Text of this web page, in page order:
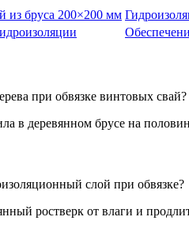
из бруса 200×200 мм
при обвязке винтовых свай?
в деревянном брусе на
слой при обвязке?
ростверк от влаги и